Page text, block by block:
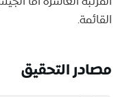
القائمة.
مصادر التحقيق